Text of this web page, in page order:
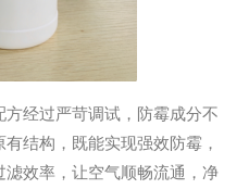
方经过严苛调试，防霉成分不
结构，既能实现强效防霉，
效率，让空气顺畅流通，净